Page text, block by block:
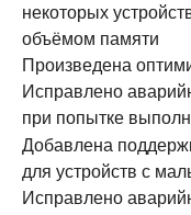
некоторых
объёмом памяти
Произведена
Исправлено
при попытке
Добавлена
для устройств с
Исправлено